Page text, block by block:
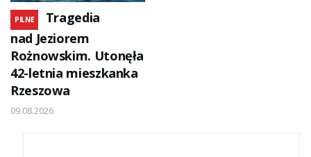
PILNE
Tragedia
nad Jeziorem
Rożnowskim. Utonęła
42-letnia mieszkanka
Rzeszowa
09.08.2026